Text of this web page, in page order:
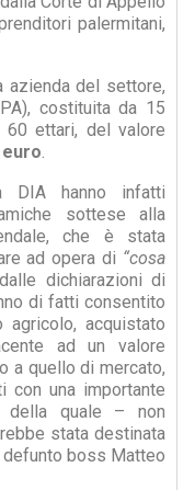
palermitani,
azienda del settore,
costituita da 15
ettari, del valore
euro.
DIA hanno infatti
sottese alla
che è stata
ad opera di “cosa
dichiarazioni di
di fatti consentito
acquistato
ad un valore
a quello di mercato,
con una importante
della quale – non
stata destinata
boss Matteo